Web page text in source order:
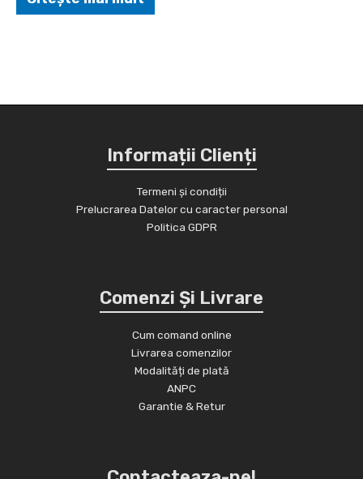
Informații Clienți
Termeni și condiții
Prelucrarea Datelor cu caracter personal
Politica GDPR
Comenzi Și Livrare
Cum comand online
Livrarea comenzilor
Modalități de plată
ANPC
Garantie & Retur